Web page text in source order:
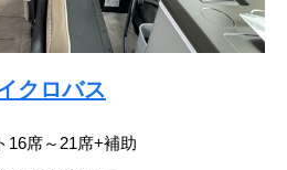
クロバス
16席～21席+補助